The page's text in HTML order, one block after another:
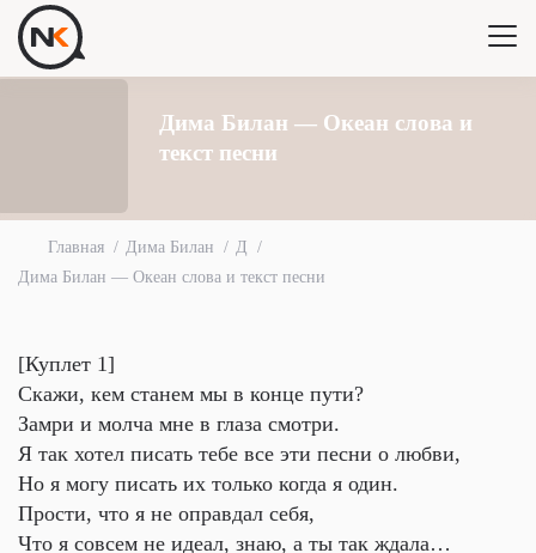
Дима Билан — Океан слова и
текст песни
Главная Дима Билан
Д
Дима Билан — Океан слова и текст песни
[Куплет 1]
Скажи, кем станем мы в конце пути?
Замри и молча мне в глаза смотри.
Я так хотел писать тебе все эти песни о любви,
Но я могу писать их только когда я один.
Прости, что я не оправдал себя,
Что я совсем не идеал, знаю, а ты так ждала…